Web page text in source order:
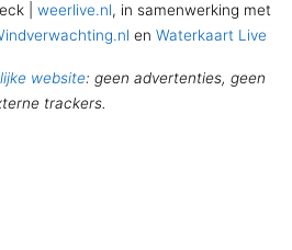
| weerlive.nl, in samenwerking met
en Waterkaart Live
website: geen advertenties, geen
trackers.